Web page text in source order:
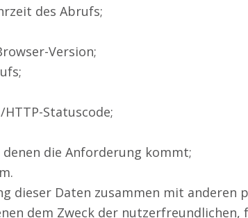
des Abrufs;
Version;
Statuscode;
denen die Anforderung kommt;
dieser Daten zusammen mit
dem Zweck der